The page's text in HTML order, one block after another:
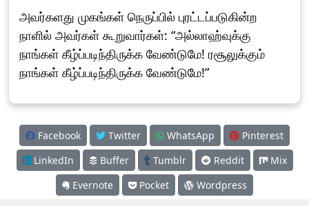
அவர்களது முகங்கள் நெருப்பில் புரட்டப்படுகின்ற
நாளில் அவர்கள் கூறுவார்கள்: “அல்லாஹ்வுக்கு
நாங்கள் கீழ்ப்படிந்திருக்க வேண்டுமே! ரசூலுக்கும்
நாங்கள் கீழ்ப்படிந்திருக்க வேண்டுமே!”
Facebook Twitter WhatsApp
Pinterest
LinkedIn
Buffer Tumblr Reddit
Mix
Evernote
Pocket Wordpress